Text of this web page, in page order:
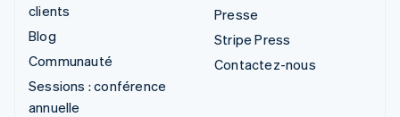
clients
Blog
Communauté
Sessions : conférence
annuelle
Presse
Stripe Press
Contactez-nous